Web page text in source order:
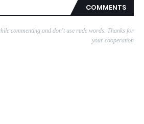
COMMENTS
commenting and don't use rude words. Thanks for
your cooperation